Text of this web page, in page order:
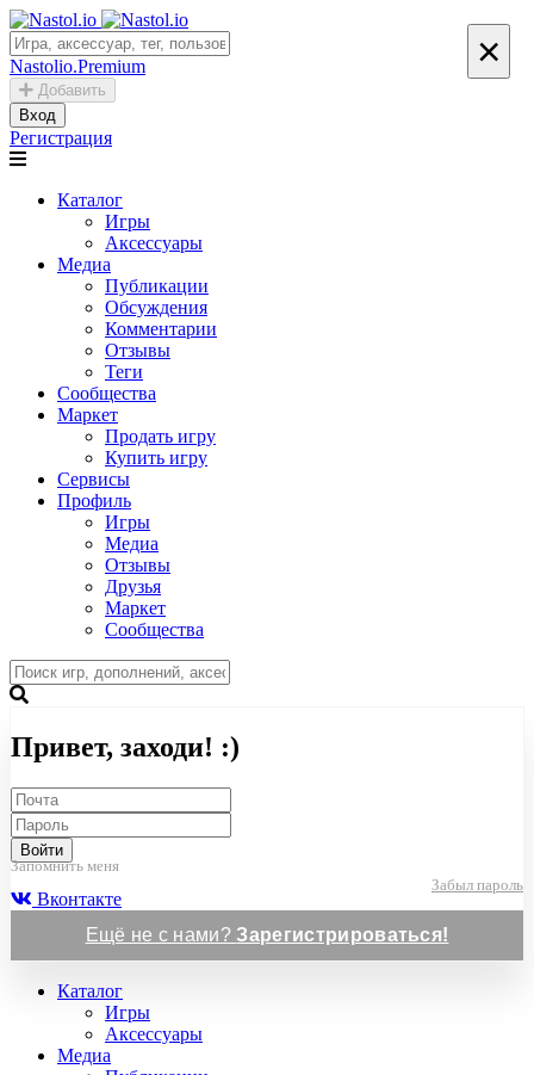
Nastolio.Premium
Добавить
Вход
Регистрация
Каталог
Игры
Аксессуары
Медиа
Публикации
Обсуждения
Комментарии
Отзывы
Теги
Сообщества
Маркет
Продать игру
Купить игру
Сервисы
Профиль
Игры
Медиа
Отзывы
Друзья
Маркет
Сообщества
×
Привет, заходи! :)
Войти
Запомнить меня
Забыл пароль
Вконтакте
Ещё не с нами?Зарегистрироваться!
Каталог
Игры
Аксессуары
Медиа